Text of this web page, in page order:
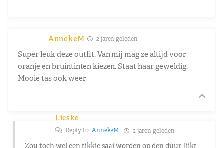
AnnekeM 2 jaren geleden
Super leuk deze outfit. Van mij mag ze altijd voor
oranje en bruintinten kiezen. Staat haar geweldig.
Mooie tas ook weer
Lieske
Reply to AnnekeM 2 jaren geleden
Zou toch wel een tikkie saai worden op den duur, lijkt